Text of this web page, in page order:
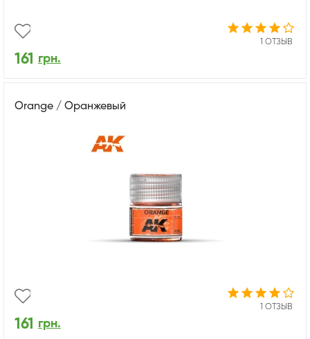
1 ОТЗЫВ
161 грн.
Orange / Оранжевый
1 ОТЗЫВ
161 грн.